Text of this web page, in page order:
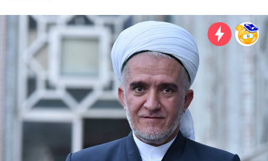
о
д
д